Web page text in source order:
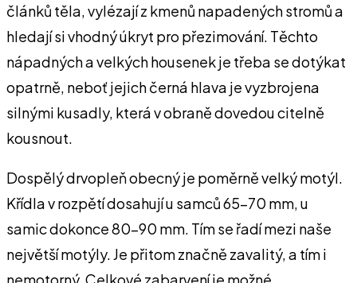
článků těla, vylézají z kmenů napadených stromů a
hledají si vhodný úkryt pro přezimování. Těchto
nápadných a velkých housenek je třeba se dotýkat
opatrně, neboť jejich černá hlava je vyzbrojena
silnými kusadly, která v obraně dovedou citelně
kousnout.
Dospělý drvopleň obecný je poměrně velký motýl.
Křídla v rozpětí dosahují u samců 65-70 mm, u
samic dokonce 80-90 mm. Tím se řadí mezi naše
největší motýly. Je přitom značně zavalitý, a tím i
nemotorný. Celkové zabarvení je možné